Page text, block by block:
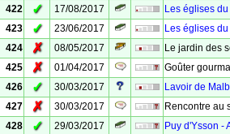
422
✓ 17/08/2017
Les églises
423
✓ 23/06/2017
Les églises
424
✗ 08/05/2017
Le jardin des
425
✗ 01/04/2017
Goûter
426
✓ 30/03/2017
Lavoir de
427
✗ 30/03/2017
Rencontre au
428
✓ 29/03/2017 Puy d'Ysson -